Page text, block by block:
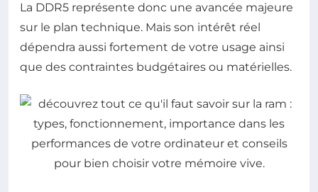
La DDR5 représente donc une avancée majeure
sur le plan technique. Mais son intérêt réel
dépendra aussi fortement de votre usage ainsi
que des contraintes budgétaires ou matérielles.